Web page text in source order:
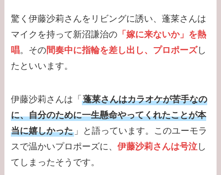
驚く伊藤沙莉さんをリビングに誘い、蓬莱さんは
マイクを持って新沼謙治の 「嫁に来ないか」を熱
唱。その間奏中に指輪を差し出し、プロポーズし
たといいます。
伊藤沙莉さんは「蓬莱さんはカラオケが苦手なの
に、自分のために一生懸命やってくれたことが本
当に嬉しかった 」と語っています。このユーモラ
スで温かいプロポーズに、伊藤沙莉さんは号泣 し
てしまったそうです。